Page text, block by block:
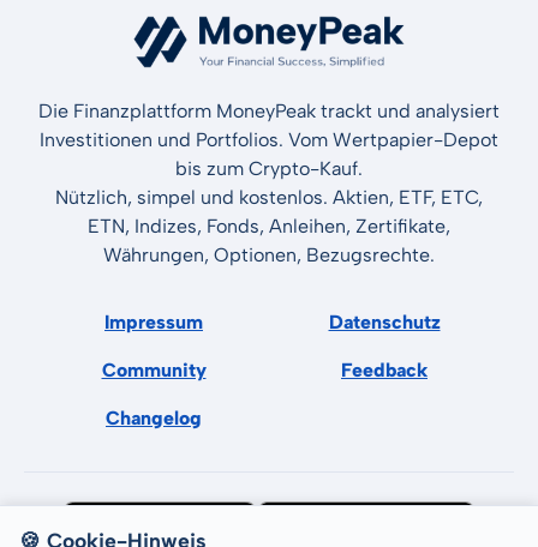
Die Finanzplattform MoneyPeak trackt und analysiert
Investitionen und Portfolios. Vom Wertpapier-Depot
bis zum Crypto-Kauf.
Nützlich, simpel und kostenlos. Aktien, ETF, ETC,
ETN, Indizes, Fonds, Anleihen, Zertifikate,
Währungen, Optionen, Bezugsrechte.
Impressum Datenschutz
Community Feedback
Changelog
🍪 Cookie-Hinweis